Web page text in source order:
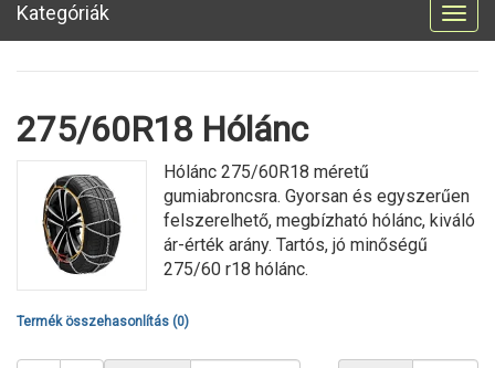
Kategóriák
275/60R18 Hólánc
Hólánc 275/60R18 méretű
gumiabroncsra. Gyorsan és egyszerűen
felszerelhető, megbízható hólánc, kiváló
ár-érték arány. Tartós, jó minőségű
275/60 r18 hólánc.
Termék összehasonlítás (0)